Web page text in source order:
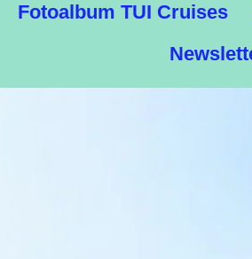
Fotoalbum TUI Cruises